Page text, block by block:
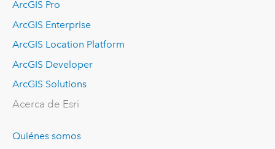
ArcGIS Pro
ArcGIS Enterprise
ArcGIS Location Platform
ArcGIS Developer
ArcGIS Solutions
Acerca de Esri
Quiénes somos